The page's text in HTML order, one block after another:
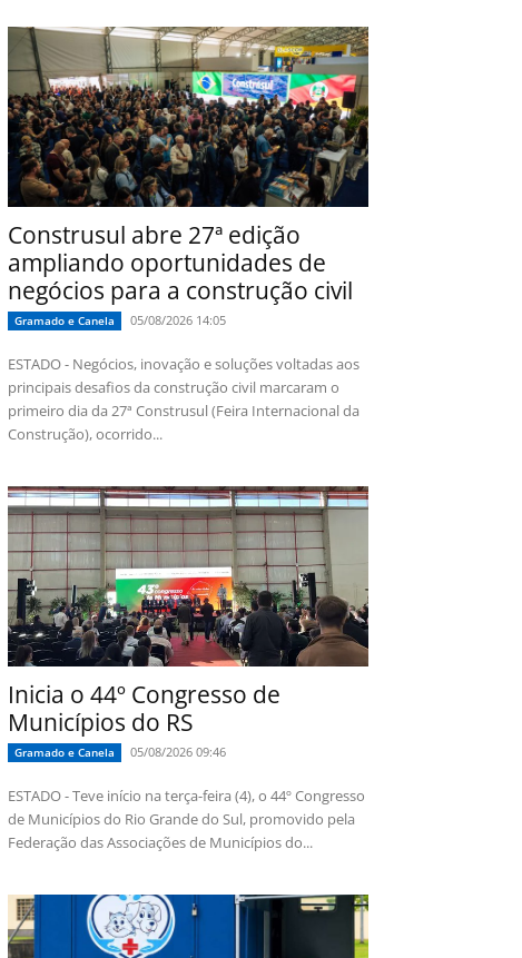
Construsul abre 27ª edição
ampliando oportunidades de
negócios para a construção civil
Gramado e Canela 05/08/2026 14:05
ESTADO - Negócios, inovação e soluções voltadas aos
principais desafios da construção civil marcaram o
primeiro dia da 27ª Construsul (Feira Internacional da
Construção), ocorrido...
Inicia o 44º Congresso de
Municípios do RS
Gramado e Canela 05/08/2026 09:46
ESTADO - Teve início na terça-feira (4), o 44º Congresso
de Municípios do Rio Grande do Sul, promovido pela
Federação das Associações de Municípios do...